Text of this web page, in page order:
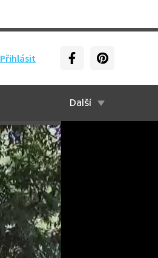
Přihlásit
Další